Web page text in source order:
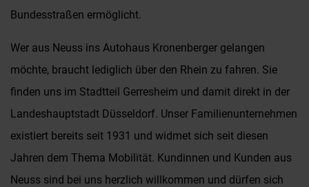
Bundesstraßen ermöglicht.
Wer aus Neuss ins Autohaus Kronenberger gelangen
möchte, braucht lediglich über den Rhein zu fahren. Sie
finden uns im Stadtteil Gerresheim und damit direkt in der
Landeshauptstadt Düsseldorf. Unser Familienunternehmen
existiert bereits seit 1931 und widmet sich seit diesen
Jahren dem Thema Mobilität. Kundinnen und Kunden aus
Neuss sind bei uns herzlich willkommen und dürfen sich